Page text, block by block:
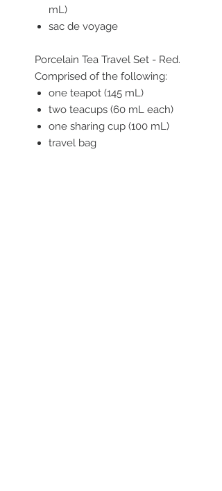
mL)
sac de voyage
Porcelain Tea Travel Set - Red.
Comprised of the following:
one teapot (145 mL)
two teacups (60 mL each)
one sharing cup (100 mL)
travel bag